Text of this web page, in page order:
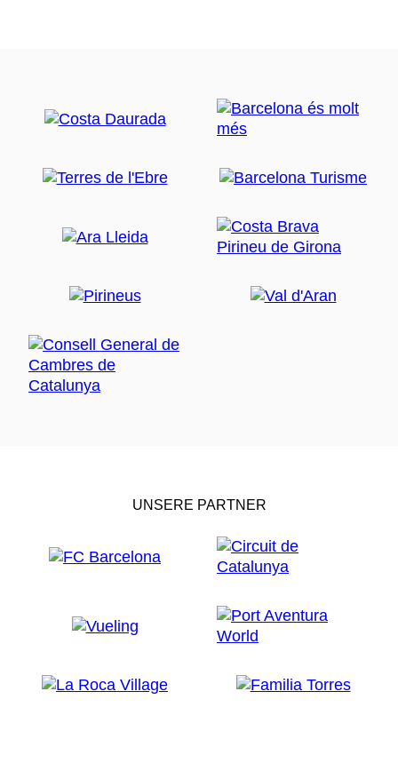
UNSERE PARTNER